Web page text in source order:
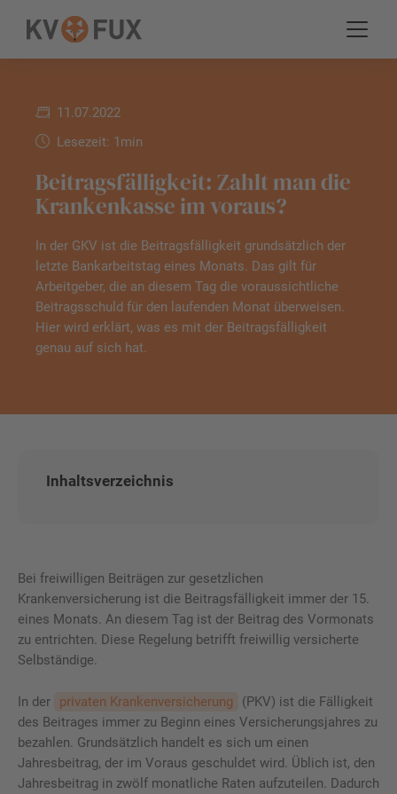
11.07.2022
Lesezeit: 1min
Beitragsfälligkeit: Zahlt man die
Krankenkasse im voraus?
In der GKV ist die Beitragsfälligkeit grundsätzlich der
letzte Bankarbeitstag eines Monats. Das gilt für
Arbeitgeber, die an diesem Tag die voraussichtliche
Beitragsschuld für den laufenden Monat überweisen.
Hier wird erklärt, was es mit der Beitragsfälligkeit
genau auf sich hat.
Inhaltsverzeichnis
Bei freiwilligen Beiträgen zur gesetzlichen
Krankenversicherung ist die Beitragsfälligkeit immer der 15.
eines Monats. An diesem Tag ist der Beitrag des Vormonats
zu entrichten. Diese Regelung betrifft freiwillig versicherte
Selbständige.
In der privaten Krankenversicherung
(PKV) ist die Fälligkeit
des Beitrages immer zu Beginn eines Versicherungsjahres zu
bezahlen. Grundsätzlich handelt es sich um einen
Jahresbeitrag, der im Voraus geschuldet wird. Üblich ist, den
Jahresbeitrag in zwölf monatliche Raten aufzuteilen. Dadurch